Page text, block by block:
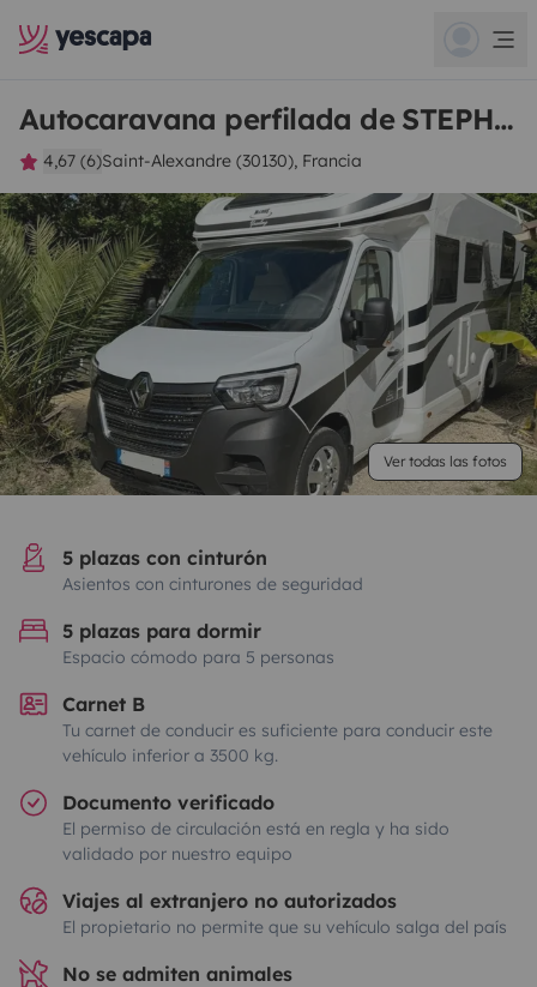
Autocaravana perfilada de STEPHANE
4,67 (6)Saint-Alexandre (30130), Francia
Ver todas las fotos
5 plazas con cinturón
Asientos con cinturones de seguridad
5 plazas para dormir
Espacio cómodo para 5 personas
Carnet B
Tu carnet de conducir es suficiente para conducir este
vehículo inferior a 3500 kg.
Documento verificado
El permiso de circulación está en regla y ha sido
validado por nuestro equipo
Viajes al extranjero no autorizados
El propietario no permite que su vehículo salga del país
No se admiten animales